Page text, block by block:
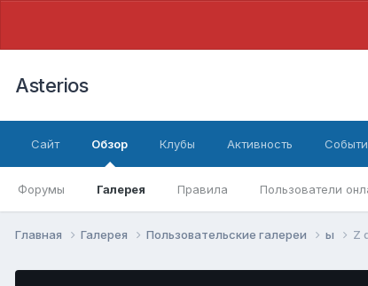
Asterios
Сайт Обзор
Форумы Галерея Правила Пользователи
Клубы Активность
Главная Галерея Пользовательские галереи ы Z